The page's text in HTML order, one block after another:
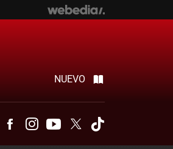
NUEVO
TelegramFacebookInstagramYoutubeTwitter